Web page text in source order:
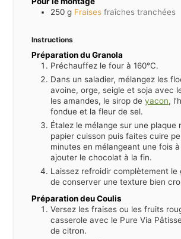
250 g Fraises fraîches tranchées
Instructions
Préparation du Granola
Préchauffez le four à 160°C.
Dans un saladier, mélangez les
avoine, orge, seigle et soja avec
les amandes, le sirop de yacon,
fondue et la fleur de sel.
Étalez le mélange sur une plaque
papier cuisson puis faites cuire
minutes en mélangeant une fois
ajouter le chocolat à la fin.
Laissez refroidir complètement le
de conserver une texture bien
Préparation deu Coulis
Versez les fraises ou les fruits
casserole avec le Pure Via
de citron.